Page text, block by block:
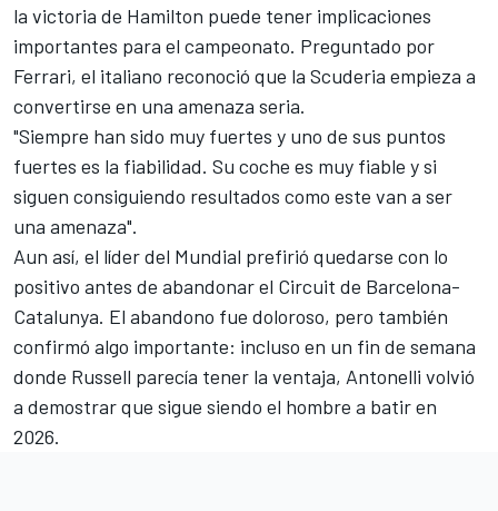
la victoria de Hamilton puede tener implicaciones
importantes para el campeonato. Preguntado por
Ferrari, el italiano reconoció que la Scuderia empieza a
convertirse en una amenaza seria.
"Siempre han sido muy fuertes y uno de sus puntos
fuertes es la fiabilidad. Su coche es muy fiable y si
siguen consiguiendo resultados como este van a ser
una amenaza".
Aun así, el líder del Mundial prefirió quedarse con lo
positivo antes de abandonar el Circuit de Barcelona-
Catalunya. El abandono fue doloroso, pero también
confirmó algo importante: incluso en un fin de semana
donde Russell parecía tener la ventaja, Antonelli volvió
a demostrar que sigue siendo el hombre a batir en
2026.